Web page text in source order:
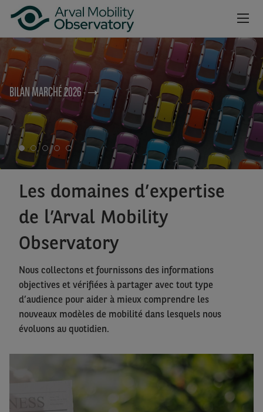
Aller au contenu principal
BILAN MARCHÉ 2026
Les domaines d’expertise
de l’Arval Mobility
Observatory
Nous collectons et fournissons des informations
objectives et vérifiées à partager avec tout type
d’audience pour aider à mieux comprendre les
nouveaux modèles de mobilité dans lesquels nous
évoluons au quotidien.
NEWSROOM
CAHIERS
BAROMÈTRES
VIDÉOS